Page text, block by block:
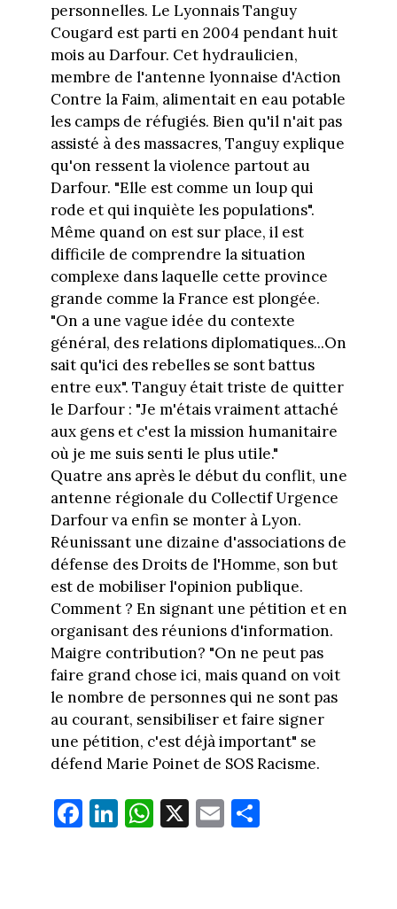
personnelles. Le Lyonnais Tanguy
Cougard est parti en 2004 pendant huit
mois au Darfour. Cet hydraulicien,
membre de l'antenne lyonnaise d'Action
Contre la Faim, alimentait en eau potable
les camps de réfugiés. Bien qu'il n'ait pas
assisté à des massacres, Tanguy explique
qu'on ressent la violence partout au
Darfour. "Elle est comme un loup qui
rode et qui inquiète les populations".
Même quand on est sur place, il est
difficile de comprendre la situation
complexe dans laquelle cette province
grande comme la France est plongée.
"On a une vague idée du contexte
général, des relations diplomatiques...On
sait qu'ici des rebelles se sont battus
entre eux". Tanguy était triste de quitter
le Darfour : "Je m'étais vraiment attaché
aux gens et c'est la mission humanitaire
où je me suis senti le plus utile."
Quatre ans après le début du conflit, une
antenne régionale du Collectif Urgence
Darfour va enfin se monter à Lyon.
Réunissant une dizaine d'associations de
défense des Droits de l'Homme, son but
est de mobiliser l'opinion publique.
Comment ? En signant une pétition et en
organisant des réunions d'information.
Maigre contribution? "On ne peut pas
faire grand chose ici, mais quand on voit
le nombre de personnes qui ne sont pas
au courant, sensibiliser et faire signer
une pétition, c'est déjà important" se
défend Marie Poinet de SOS Racisme.
Fa
ce
Li
nk
W
ha
X E
m
Pa
rt